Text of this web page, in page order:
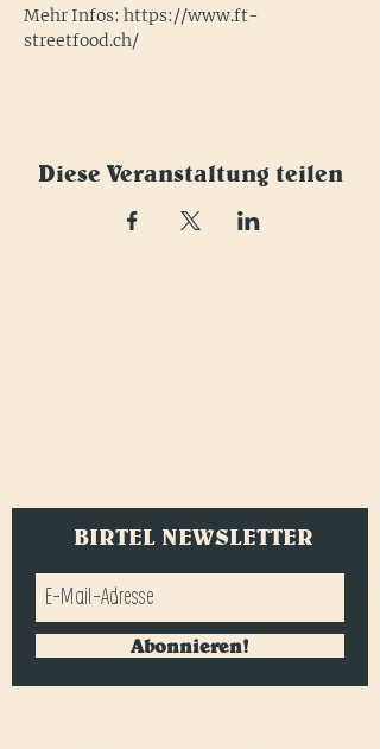
Mehr Infos: https://www.ft-
streetfood.ch/
Diese Veranstaltung teilen
BIRTEL NEWSLETTER
Abonnieren!